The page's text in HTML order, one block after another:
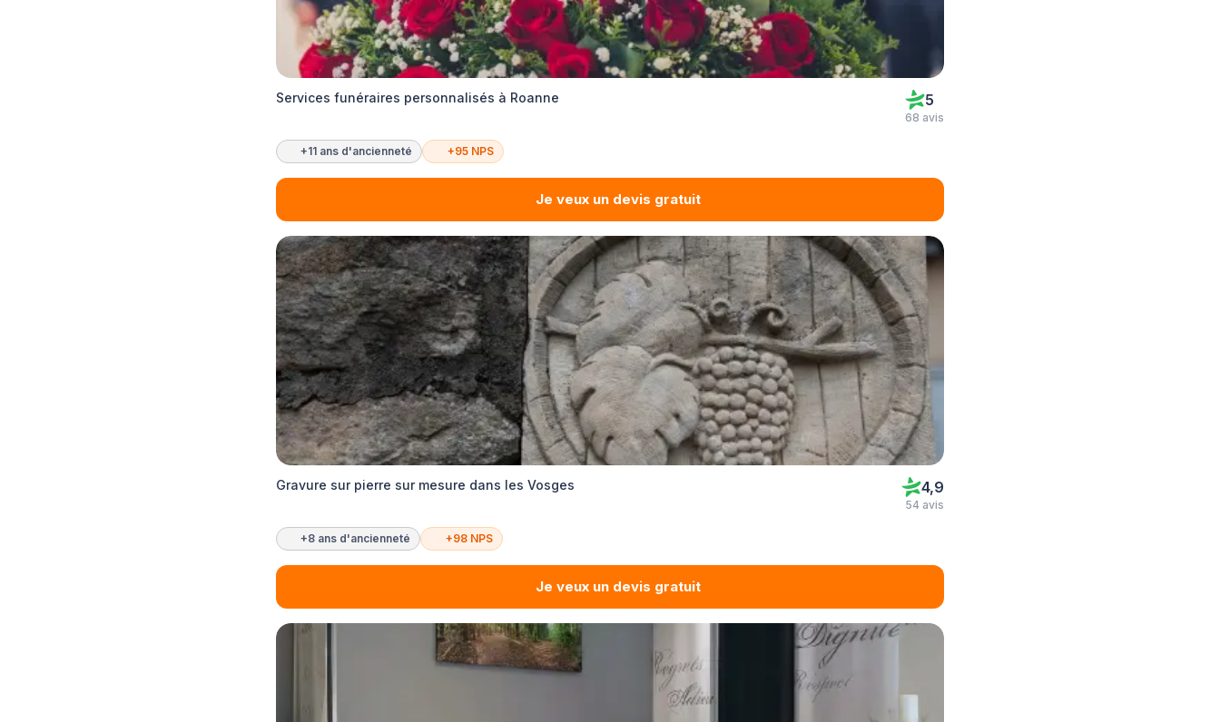
Services funéraires personnalisés à Roanne 5
68 avis
+11 ans d'ancienneté +95 NPS
Je veux un devis gratuit
Gravure sur pierre sur mesure dans les Vosges 4,9
54 avis
+8 ans d'ancienneté +98 NPS
Je veux un devis gratuit